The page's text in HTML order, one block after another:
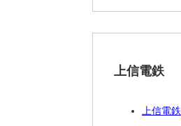
上信電鉄
上信電鉄